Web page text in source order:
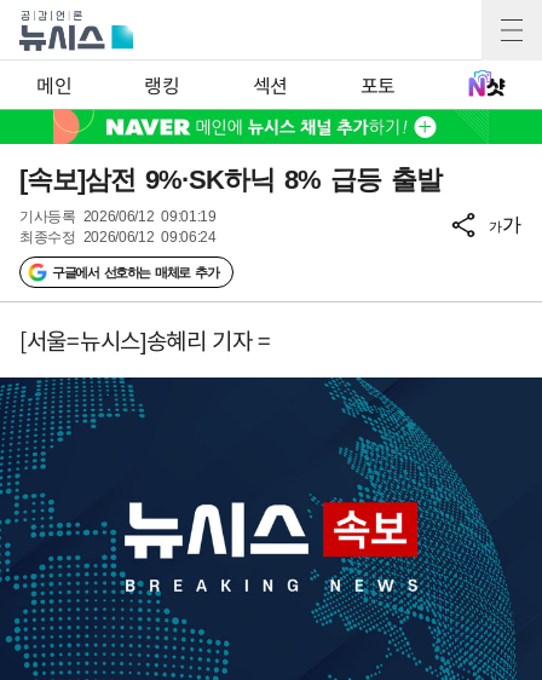
메인 랭킹 섹션 포토
[속보]삼전 9%·SK하닉 8% 급등 출발
기사등록 2026/06/12 09:01:19
최종수정 2026/06/12 09:06:24
구글에서 선호하는 매체로 추가
가가
[서울=뉴시스]송혜리 기자 =